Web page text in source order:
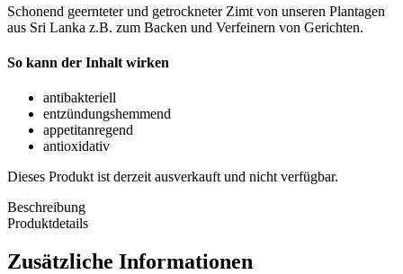
Schonend geernteter und getrockneter Zimt von unseren Plantagen
aus Sri Lanka z.B. zum Backen und Verfeinern von Gerichten.
So kann der Inhalt wirken
antibakteriell
entzündungshemmend
appetitanregend
antioxidativ
Dieses Produkt ist derzeit ausverkauft und nicht verfügbar.
Beschreibung
Produktdetails
Zusätzliche Informationen